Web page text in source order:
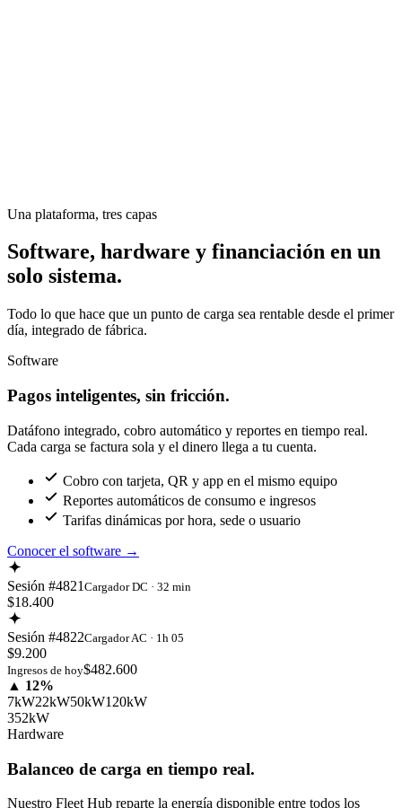
Una plataforma, tres capas
Software, hardware y financiación en un
solo sistema.
Todo lo que hace que un punto de carga sea rentable desde el primer
día, integrado de fábrica.
Software
Pagos inteligentes, sin fricción.
Datáfono integrado, cobro automático y reportes en tiempo real.
Cada carga se factura sola y el dinero llega a tu cuenta.
Cobro con tarjeta, QR y app en el mismo equipo
Reportes automáticos de consumo e ingresos
Tarifas dinámicas por hora, sede o usuario
Conocer el software →
Sesión #4821 Cargador DC · 32 min
$18.400
Sesión #4822Cargador AC · 1h 05
$9.200
Ingresos de hoy$482.600
▲ 12%
7kW22kW50kW120kW
352kW
Hardware
Balanceo de carga en tiempo real.
Nuestro Fleet Hub reparte la energía disponible entre todos los